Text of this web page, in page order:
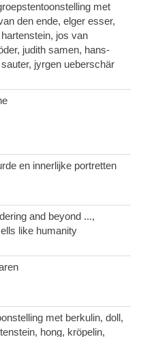
met
den ende, elger esser,
jos van
judith samen, hans-
jyrgen ueberschär
en innerlijke portretten
and beyond ...,
like humanity
met berkulin, doll,
hong, kröpelin,